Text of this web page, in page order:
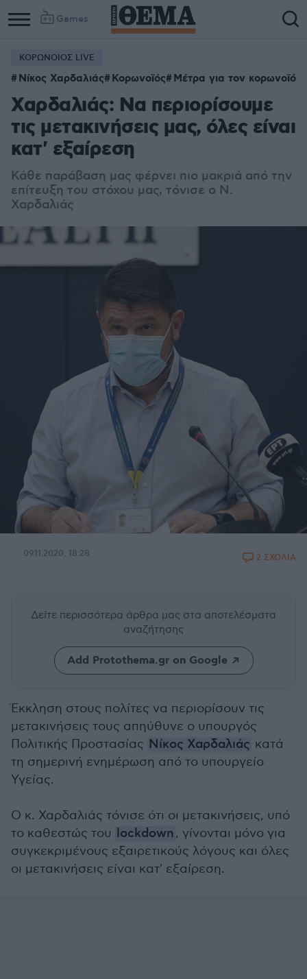
Games
ΚΟΡΩΝΟΙΟΣ LIVE
Νίκος Χαρδαλιάς Κορωνοϊός Μέτρα για τον κορωνοϊό
Χαρδαλιάς: Να περιορίσουμε
τις μετακινήσεις μας, όλες είναι
κατ' εξαίρεση
Κάθε παράβαση μας φέρνει πιο μακριά από την
επίτευξη του στόχου μας, τόνισε ο Ν.
Χαρδαλιάς
09.11.2020, 18:28 2 ΣΧΟΛΙΑ
Δείτε περισσότερα άρθρα μας στα αποτελέσματα
αναζήτησης
Add Protothema.gr on Google
Έκκληση στους πολίτες να περιορίσουν τις
μετακινήσεις τους απηύθυνε ο υπουργός
Πολιτικής Προστασίας Νίκος Χαρδαλιάς κατά
τη σημερινή ενημέρωση από το υπουργείο
Υγείας.
Ο κ. Χαρδαλιάς τόνισε ότι οι μετακινήσεις, υπό
το καθεστώς του lockdown, γίνονται μόνο για
συγκεκριμένους εξαιρετικούς λόγους και όλες
οι μετακινήσεις είναι κατ' εξαίρεση.